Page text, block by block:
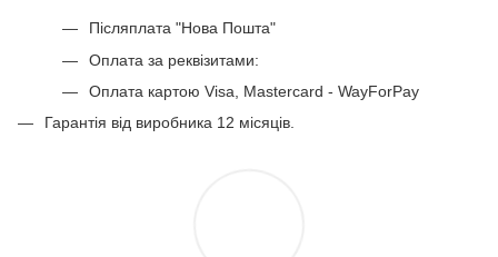
Післяплата "Нова Пошта"
Оплата за реквізитами:
Оплата картою Visa, Mastercard - WayForPay
Гарантія від виробника 12 місяців.